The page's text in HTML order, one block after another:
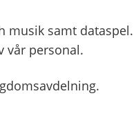
musik samt dataspel.
vår personal.